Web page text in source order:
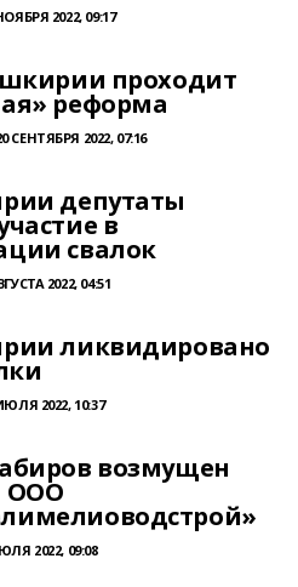
2022, 09:17
проходит
реформа
СЕНТЯБРЯ 2022, 07:16
депутаты
в
свалок
2022, 04:51
ликвидировано
2022, 10:37
возмущен
ООО
2022, 09:08